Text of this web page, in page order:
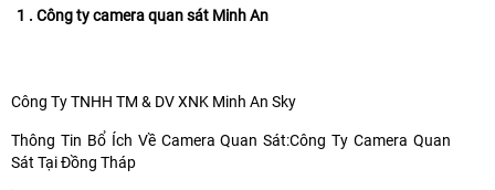
1 . Công ty camera quan sát Minh An
Công Ty TNHH TM & DV XNK Minh An Sky
Thông Tin Bổ Ích Về Camera Quan Sát:Công Ty Camera Quan
Sát Tại Đồng Tháp